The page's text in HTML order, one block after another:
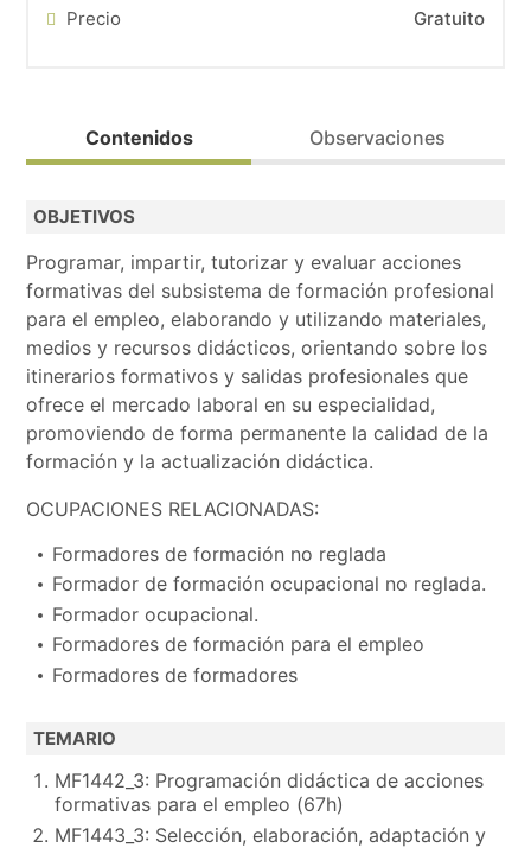
Precio Gratuito
Contenidos
OBJETIVOS
Programar, impartir, tutorizar y evaluar acciones
formativas del subsistema de formación profesional
para el empleo, elaborando y utilizando materiales,
medios y recursos didácticos, orientando sobre los
itinerarios formativos y salidas profesionales que
ofrece el mercado laboral en su especialidad,
promoviendo de forma permanente la calidad de la
formación y la actualización didáctica.
OCUPACIONES RELACIONADAS:
Formadores de formación no reglada
Formador de formación ocupacional no reglada.
Formador ocupacional.
Formadores de formación para el empleo
Formadores de formadores
TEMARIO
MF1442_3: Programación didáctica de acciones
formativas para el empleo (67h)
MF1443_3: Selección, elaboración, adaptación y
Observaciones
Prioritario para personas desempleadas (posibilidad
Posibilidad de prácticas de empresa si se realiza todo
Bolsa de trabajo.